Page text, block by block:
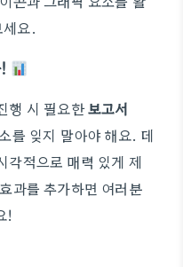
요.
행 시 필요한보고서
를 잊지 말아야 해요. 데
각적으로 매력 있게 제
과를 추가하면 여러분
!